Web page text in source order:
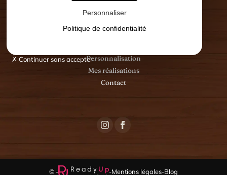
Personnalisation
Mes réalisations
Contact
© - -Mentions légales-Blog
Personnaliser
Politique de confidentialité
Continuer sans accepter